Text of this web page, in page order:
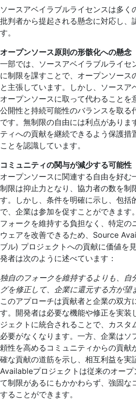
ソースアベイラブルライセンスは多く
批判者から提起される懸念に対応し、
す。
オープンソース原則の形骸化への懸念
一部では、ソースアベイラブルライセ
に制限を課すことで、オープンソース
と主張しています。しかし、ソースア
オープンソースに取って代わることを
公開性と持続可能性のバランスを取る
です。無制限の自由には利点がありま
ティへの貢献を継続できるよう保護措
ことを認識しています。
コミュニティの関与が減少する可能性
オープンソースに関連する自由を好む
制限は抑止力となり、協力者の数を制
す。しかし、条件を明確に示し、包括
で、企業は参加を促すことができます
フォークを維持する負担なく、特定の
ウェアを改善できるため、Source
ブル) プロジェクトへの貢献に価値を
発者は次のように述べています：
独自のフォークを維持するよりも、自
グを修正して、企業に還元する方が望
このアプローチは貢献者と企業の双方
す。開発者は必要な機能や修正を実装
ジェクトに統合されることで、カスタ
必要がなくなります。一方、企業はソ
頼性を高めるコミュニティからの貢献
確な貢献の道筋を示し、相互利益を実
Availableプロジェクトは従来のオー
て制限があるにもかかわらず、強固な
することができます。